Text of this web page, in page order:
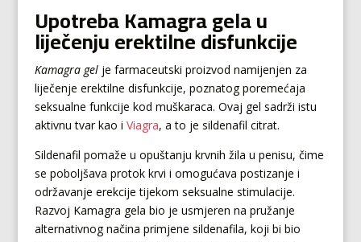
Upotreba Kamagra gela u
liječenju erektilne disfunkcije
Kamagra gelje farmaceutski proizvod namijenjen za
liječenje erektilne disfunkcije, poznatog poremećaja
seksualne funkcije kod muškaraca. Ovaj gel sadrži istu
aktivnu tvar kao i Viagra, a to je sildenafil citrat.
Sildenafil pomaže u opuštanju krvnih žila u penisu, čime
se poboljšava protok krvi i omogućava postizanje i
održavanje erekcije tijekom seksualne stimulacije.
Razvoj Kamagra gela bio je usmjeren na pružanje
alternativnog načina primjene sildenafila, koji bi bio